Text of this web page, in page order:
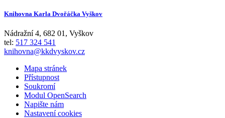
Knihovna Karla Dvořáčka Vyškov
Nádražní 4, 682 01 , Vyškov
tel: 517 324 541
knihovna@kkdvyskov.cz
Mapa stránek
Přístupnost
Soukromí
Modul OpenSearch
Napište nám
Nastavení cookies